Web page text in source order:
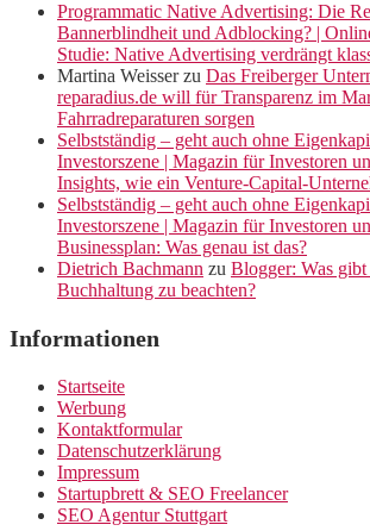
Programmatic Native Advertising: Die
Bannerblindheit und Adblocking? |
Studie: Native Advertising verdrängt
Martina Weisserzu Das Freiberger
reparadius.de will für Transparenz im
Fahrradreparaturen sorgen
Selbstständig – geht auch ohne
Investorszene | Magazin für Investoren
Insights, wie ein Venture-Capital-
Selbstständig – geht auch ohne
Investorszene | Magazin für Investoren
Businessplan: Was genau ist das?
Dietrich Bachmann zu Blogger: Was gibt
Buchhaltung zu beachten?
Informationen
Startseite
Werbung
Kontaktformular
Datenschutzerklärung
Impressum
Startupbrett & SEO Freelancer
SEO Agentur Stuttgart